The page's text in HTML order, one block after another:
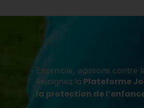
Ensemble, agissons contre
Rejoignez la Plateforme
la protection de